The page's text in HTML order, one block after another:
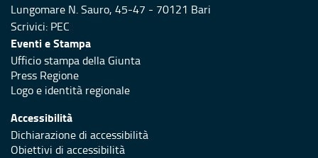
Lungomare N. Sauro, 45-47 - 70121 Bari
Scrivici: PEC
Eventi e Stampa
Ufficio stampa della Giunta
Press Regione
Logo e identità regionale
Accessibilità
Dichiarazione di accessibilità
Obiettivi di accessibilità